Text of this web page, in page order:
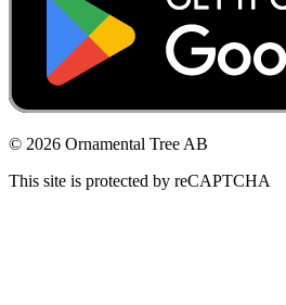
© 2026 Ornamental Tree AB
This site is protected by reCAPTCHA